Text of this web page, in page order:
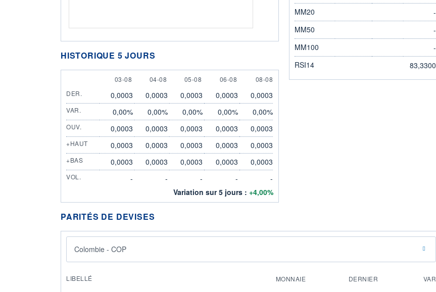
HISTORIQUE 5 JOURS
3 AUGUST
03-08 4 AUGUST
04-08 5 AUGUST
05-08 6 AUGUST
06-08 8 AUGUST
08-08
DER.
0,0003 0,0003 0,0003 0,0003 0,0003
VAR. 0,00% 0,00% 0,00% 0,00% 0,00%
OUV. 0,0003 0,0003 0,0003 0,0003 0,0003
+HAUT 0,0003 0,0003 0,0003 0,0003 0,0003
+BAS 0,0003 0,0003 0,0003 0,0003 0,0003
VOL. - - - -
-
Variation sur 5 jours : +4,00%
MM20
-
MM50
-
MM100
-
RSI14
83,3300
PARITÉS DE DEVISES
Colombie - COP
LIBELLÉ MONNAIE DERNIER VAR